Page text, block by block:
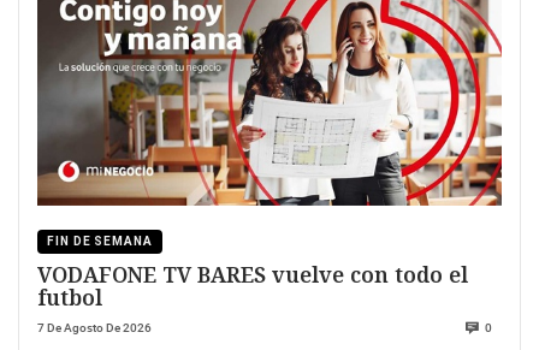
FIN DE SEMANA
VODAFONE TV BARES vuelve con todo el
futbol
7 De Agosto De 2026 0